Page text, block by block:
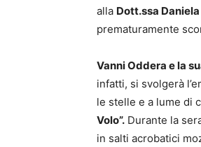
alla Dott.ssa
prematuramente
Vanni Oddera e la
infatti, si svolgerà
le stelle e a lume di
Volo”. Durante la
in salti acrobatici